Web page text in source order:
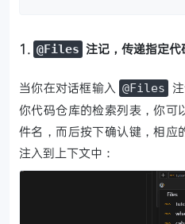
1. @Files 注记，传递指定
当你在对话框输入 @Files
你代码仓库的检索列表，你可
件名，而后按下确认键，相应
注入到上下文中：